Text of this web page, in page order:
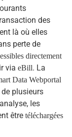
des
là où elles
perte de
directement
via eBill. La
Data Webportal
plusieurs
les
être téléchargées